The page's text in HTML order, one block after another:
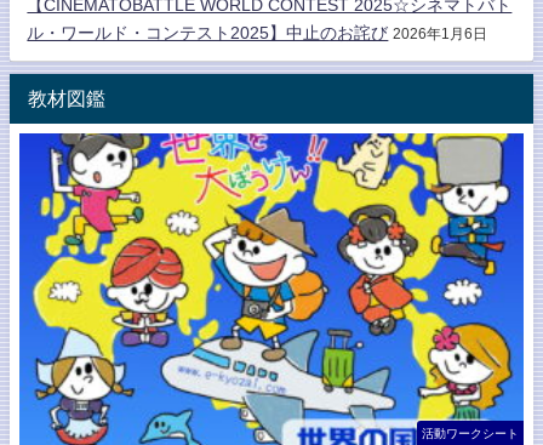
【CINEMATOBATTLE WORLD CONTEST 2025☆シネマトバト
ル・ワールド・コンテスト2025】中止のお詫び 2026年1月6日
教材図鑑
活動ワークシート